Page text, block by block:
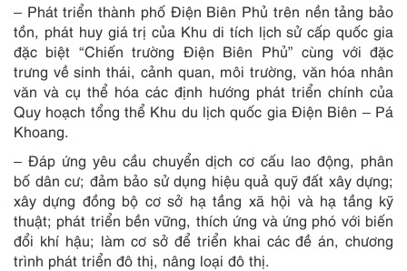
– Phát triển thành phố Điện Biên Phủ trên nền tảng bảo
tồn, phát huy giá trị của Khu di tích lịch sử cấp quốc gia
đặc biệt “Chiến trường Điện Biên Phủ” cùng với đặc
trưng về sinh thái, cảnh quan, môi trường, văn hóa nhân
văn và cụ thể hóa các định hướng phát triển chính của
Quy hoạch tổng thể Khu du lịch quốc gia Điện Biên – Pá
Khoang.
– Đáp ứng yêu cầu chuyển dịch cơ cấu lao động, phân
bố dân cư; đảm bảo sử dụng hiệu quả quỹ đất xây dựng;
xây dựng đồng bộ cơ sở hạ tầng xã hội và hạ tầng kỹ
thuật; phát triển bền vững, thích ứng và ứng phó với biến
đổi khí hậu; làm cơ sở để triển khai các đề án, chương
trình phát triển đô thị, nâng loại đô thị.